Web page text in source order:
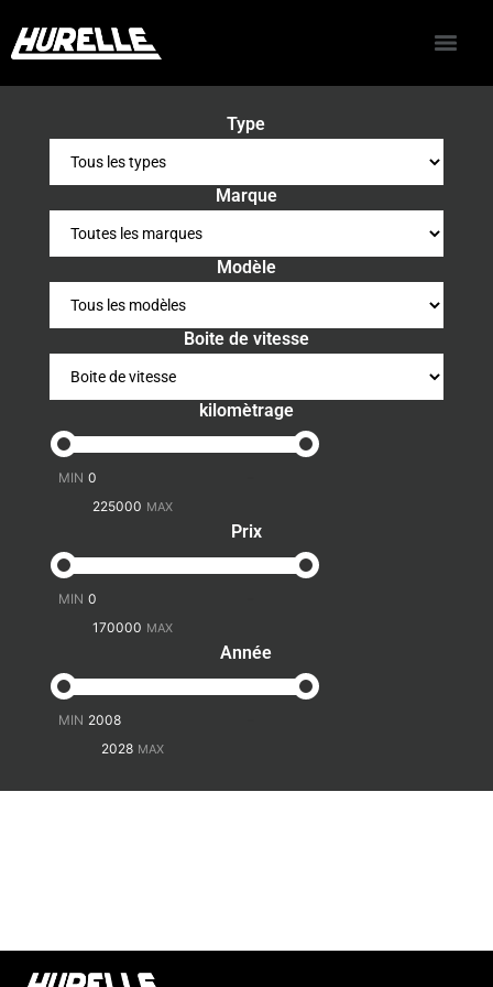
Type
Marque
Modèle
Boite de vitesse
kilomètrage
Prix
Année